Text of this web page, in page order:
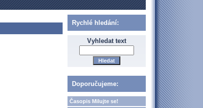
Rychlé hledání:
Vyhledat text
Doporučujeme:
Časopis Milujte se!